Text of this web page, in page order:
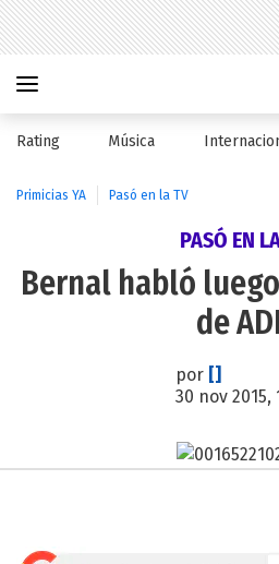
Rating Música
Primicias YA Pasó en la TV
PASÓ EN
Bernal habló
de
por []
30 nov 2015,